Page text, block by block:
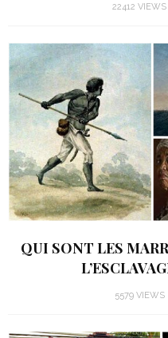
22412 VIEWS
QUI SONT LES
5579 VIEWS